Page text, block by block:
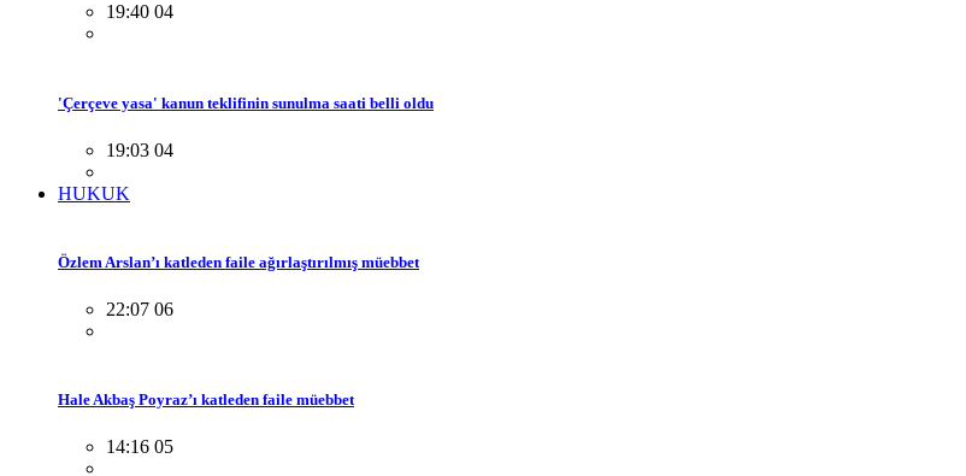
19:40 04
'Çerçeve yasa' kanun teklifinin sunulma saati belli oldu
19:03 04
HUKUK
Özlem Arslan’ı katleden faile ağırlaştırılmış müebbet
22:07 06
Hale Akbaş Poyraz’ı katleden faile müebbet
14:16 05